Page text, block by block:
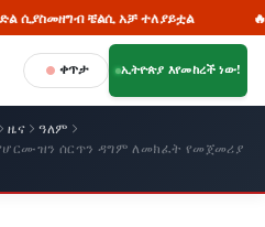
ቼልሲ አቻ ተለያይቷል 🔥 “የልማት
ቀጥታ ኢትዮጵያ እየመከረች ነው!
ዜና
ዓለም
ሰርጥን ዳግም ለመክፈት የመጀመሪያ